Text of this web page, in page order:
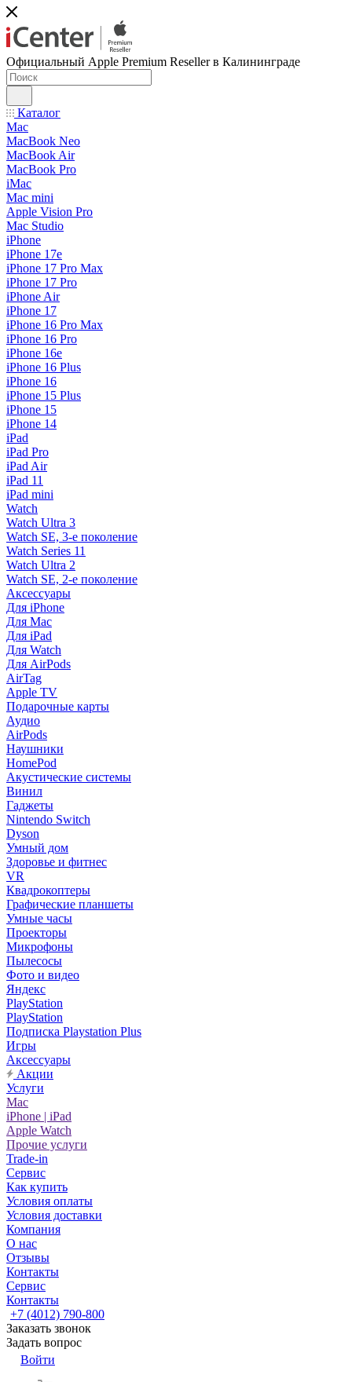
Официальный Apple Premium Reseller в Калининграде
Каталог
Mac
MacBook Neo
MacBook Air
MacBook Pro
iMac
Mac mini
Apple Vision Pro
Mac Studio
iPhone
iPhone 17e
iPhone 17 Pro Max
iPhone 17 Pro
iPhone Air
iPhone 17
iPhone 16 Pro Max
iPhone 16 Pro
iPhone 16e
iPhone 16 Plus
iPhone 16
iPhone 15 Plus
iPhone 15
iPhone 14
iPad
iPad Pro
iPad Air
iPad 11
iPad mini
Watch
Watch Ultra 3
Watch SE, 3-е поколение
Watch Series 11
Watch Ultra 2
Watch SE, 2-е поколение
Аксессуары
Для iPhone
Для Mac
Для iPad
Для Watch
Для AirPods
AirTag
Apple TV
Подарочные карты
Аудио
AirPods
Наушники
HomePod
Акустические системы
Винил
Гаджеты
Nintendo Switch
Dyson
Умный дом
Здоровье и фитнес
VR
Квадрокоптеры
Графические планшеты
Умные часы
Проекторы
Микрофоны
Пылесосы
Фото и видео
Яндекс
PlayStation
PlayStation
Подписка Playstation Plus
Игры
Аксессуары
Акции
Услуги
Mac
iPhone | iPad
Apple Watch
Прочие услуги
Trade-in
Сервис
Как купить
Условия оплаты
Условия доставки
Компания
О нас
Отзывы
Контакты
Сервис
Контакты
+7 (4012) 790-800
Заказать звонок
Задать вопрос
Войти